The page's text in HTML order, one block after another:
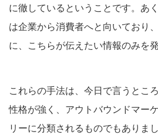
に徹しているということです。あ
は企業から消費者へと向いており
に、こちらが伝えたい情報のみを
これらの手法は、今日で言うとこ
性格が強く、アウトバウンドマー
リーに分類されるものでもありまし